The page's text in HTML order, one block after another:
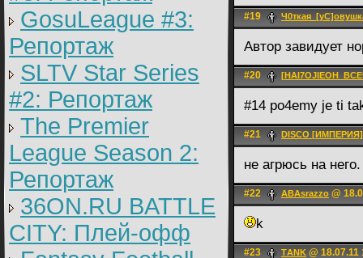
GosuLeague #3:
Репортаж
SLTV Star Series
#2: Репортаж
The Premier
League Season 2:
Репортаж
36ON.RU BATTLE
CITY: Плей-офф
#19
Автор завидует
#20
#14 po4emy je ti
#21 DISCO [ИМПЕРИЯ]
не агрюсь на него.
#22 ABAsrazzo @
k
#23 ТANK @ 18.07.11